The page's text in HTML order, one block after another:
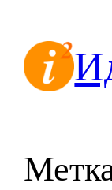
содержимому